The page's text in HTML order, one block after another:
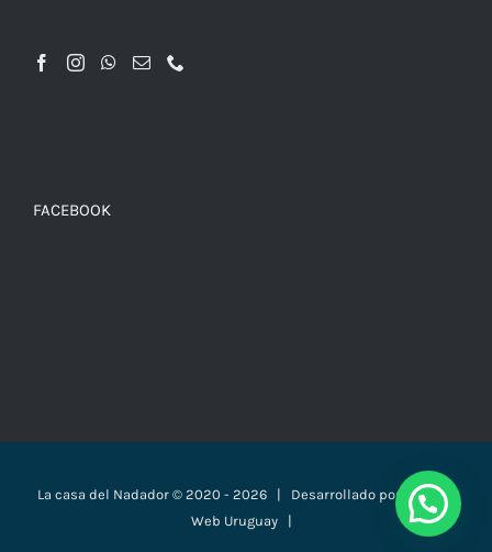
FACEBOOK
La casa del Nadador © 2020 - 2026 | Desarrollado por Páginas
Web Uruguay|